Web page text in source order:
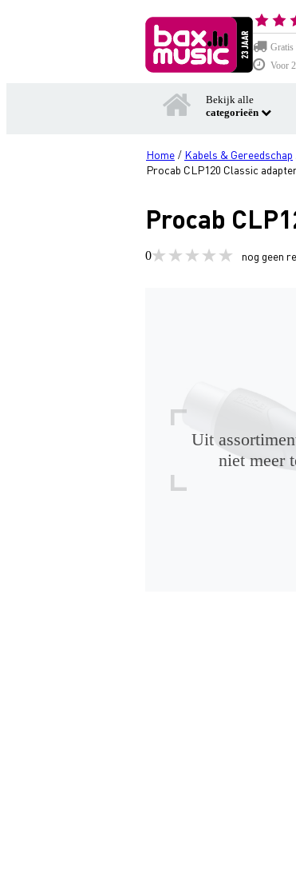
Gratis
Voor
Bekijk alle
categorieën
Home / Kabels & Gereedschap
Procab CLP120 Classic
Procab
0 nog geen
Uit
niet meer